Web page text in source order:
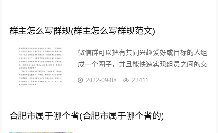
群主怎么写群规(群主怎么写群规范文)
微信群可以把有共同兴趣爱好或目标的人组
成一个圈子，并且能快速实现组员之间的交
流、互动，在共同分享的前提下很容易形成
2022-09-08 22411
合肥市属于哪个省(合肥市属于哪个省的)